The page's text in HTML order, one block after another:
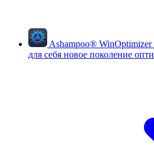
Ashampoo® WinOptimizer
для себя новое поколение